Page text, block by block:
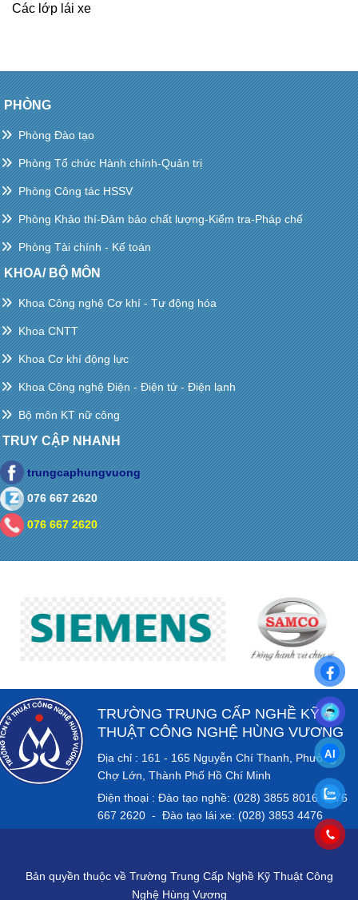
Các lớp lái xe
PHÒNG
Phòng Đào tạo
Phòng Tổ chức Hành chính-Quản trị
Phòng Công tác HSSV
Phòng Khảo thí-Đảm bảo chất lượng-Kiểm tra-Pháp chế
Phòng Tài chính - Kế toán
KHOA/ BỘ MÔN
Khoa Công nghệ Cơ khí - Tự động hóa
Khoa CNTT
Khoa Cơ khí động lực
Khoa Công nghệ Điện - Điện tử - Điện lạnh
Bộ môn KT nữ công
TRUY CẬP NHANH
trungcaphungvuong
076 667 2620
076 667 2620
TRƯỜNG TRUNG CẤP NGHỀ KỸ
THUẬT CÔNG NGHỆ HÙNG VƯƠNG
Địa chỉ : 161 - 165 Nguyễn Chí Thanh, Phường
Chợ Lớn, Thành Phố Hồ Chí Minh
Điện thoại : Đào tạo nghề: (028) 3855 8016 - 076
667 2620 - Đào tạo lái xe: (028) 3853 4476
Bản quyền thuộc về Trường Trung Cấp Nghề Kỹ Thuật Công
Nghệ Hùng Vương